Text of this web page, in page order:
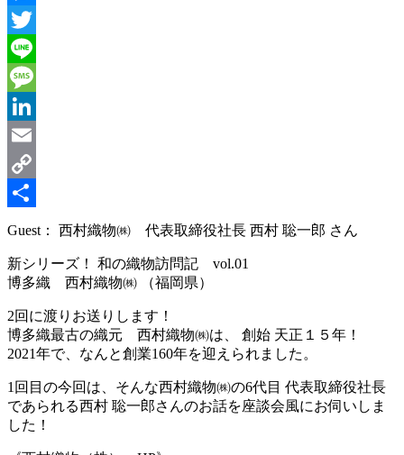
Messenger
Twitter
Line
Message
LinkedIn
Email
Copy
Link
共
Guest： 西村織物㈱ 代表取締役社長 西村 聡一郎 さん
新シリーズ！ 和の織物訪問記 vol.01
博多織 西村織物㈱ （福岡県）
2回に渡りお送りします！
博多織最古の織元 西村織物㈱は、 創始 天正１５年！
2021年で、なんと創業160年を迎えられました。
1回目の今回は、そんな西村織物㈱の6代目 代表取締役社長
であられる西村 聡一郎さんのお話を座談会風にお伺いしま
した！